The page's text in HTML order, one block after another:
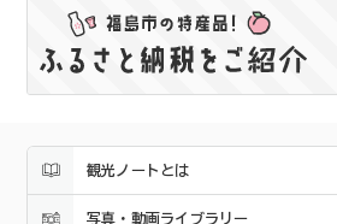
観光ノートとは
写真・動画ライブラリー